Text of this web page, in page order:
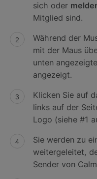
sich oder
Mitglied sind.
Während der
mit der Maus
unten
angezeigt.
Klicken Sie auf
links auf der
Logo (siehe #1
Sie werden zu
weitergeleitet,
Sender von